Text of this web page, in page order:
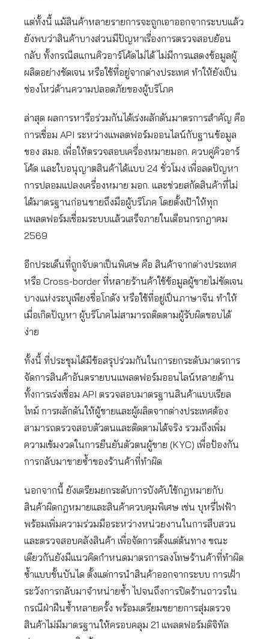
แต่ทั้งนี้ แม้สินค้าหลายรายการจะถูกเอาออกจากระบบแล้ว
ยังพบว่าสินค้าบางส่วนมีปัญหาเรื่องการตรวจสอบย้อน
กลับ ทั้งกรณีสแกนคิวอาร์โค้ดไม่ได้ ไม่มีการแสดงข้อมูลผู้
ผลิตอย่างชัดเจน หรือใช้ที่อยู่จากต่างประเทศ ทำให้ยังเป็น
ช่องโหว่ด้านความปลอดภัยของผู้บริโภค
ล่าสุด ผลการหารือร่วมกันได้เร่งผลักดันมาตรการสำคัญ คือ
การเชื่อม API ระหว่างแพลตฟอร์มออนไลน์กับฐานข้อมูล
ของ สมอ. เพื่อให้ตรวจสอบเครื่องหมายมอก. ควบคู่คิวอาร์
โค้ด และใบอนุญาตสินค้าได้แบบ 24 ชั่วโมง เพื่อลดปัญหา
การปลอมแปลงเครื่องหมาย มอก. และช่วยสกัดสินค้าที่ไม่
ได้มาตรฐานก่อนขายถึงมือผู้บริโภค โดยตั้งเป้าให้ทุก
แพลตฟอร์มเชื่อมระบบแล้วเสร็จภายในเดือนกรกฎาคม
2569
อีกประเด็นที่ถูกจับตาเป็นพิเศษ คือ สินค้าจากต่างประเทศ
หรือ Cross-border ที่หลายร้านค้าใช้ข้อมูลผู้ขายไม่ชัดเจน
บางแห่งระบุเพียงชื่อโกดัง หรือใช้ที่อยู่เป็นภาษาจีน ทำให้
เมื่อเกิดปัญหา ผู้บริโภคไม่สามารถติดตามผู้รับผิดชอบได้
ง่าย
ทั้งนี้ ที่ประชุมได้มีข้อสรุปร่วมกันในการยกระดับมาตรการ
จัดการสินค้าอันตรายบนแพลตฟอร์มออนไลน์หลายด้าน
ทั้งการเร่งเชื่อม API ตรวจสอบมาตรฐานสินค้าแบบเรียล
ไทม์ การผลักดันให้ผู้ขายและผู้ผลิตจากต่างประเทศต้อง
สามารถตรวจสอบตัวตนและติดตามได้จริง รวมถึงเพิ่ม
ความเข้มงวดในการยืนยันตัวตนผู้ขาย (KYC) เพื่อป้องกัน
การกลับมาขายซ้ำของร้านค้าที่ทำผิด
นอกจากนี้ ยังเตรียมยกระดับการบังคับใช้กฎหมายกับ
สินค้าผิดกฎหมายและสินค้าควบคุมพิเศษ เช่น บุหรี่ไฟฟ้า
พร้อมเพิ่มความร่วมมือระหว่างหน่วยงานในการสืบสวน
และตรวจสอบคลังสินค้า เพื่อจัดการตั้งแต่ต้นทาง ขณะ
เดียวกันยังมีแนวคิดกำหนดมาตรการลงโทษร้านค้าที่ทำผิด
ซ้ำแบบขั้นบันได ตั้งแต่การนำสินค้าออกจากระบบ การเฝ้า
ระวังการกลับมาจำหน่ายซ้ำ ไปจนถึงการปิดร้านถาวรใน
กรณีฝ่าฝืนซ้ำหลายครั้ง พร้อมเตรียมขยายการสุ่มตรวจ
สินค้าไม่มีมาตรฐานให้ครอบคลุม 21 แพลตฟอร์มดิจิทัล